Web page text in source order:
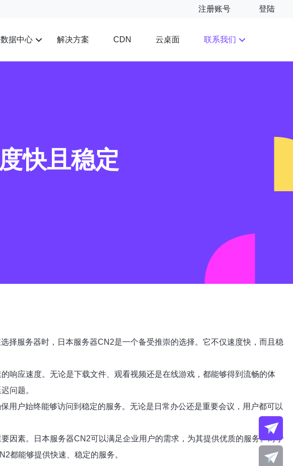
注册账号 登陆
数据中心 解决方案 CDN 云桌面 联系我们
快且稳定
择服务器时，日本服务器CN2是一个备受推崇的选择。它不仅速度快，而且稳
响应速度。无论是下载文件、观看视频还是在线游戏，都能够得到流畅的体
问题。
用户始终能够访问到稳定的服务。无论是日常办公还是重要会议，用户都可以
因素。日本服务器CN2可以满足企业用户的需求，为其提供优质的服务。对于
都能够提供快速、稳定的服务。